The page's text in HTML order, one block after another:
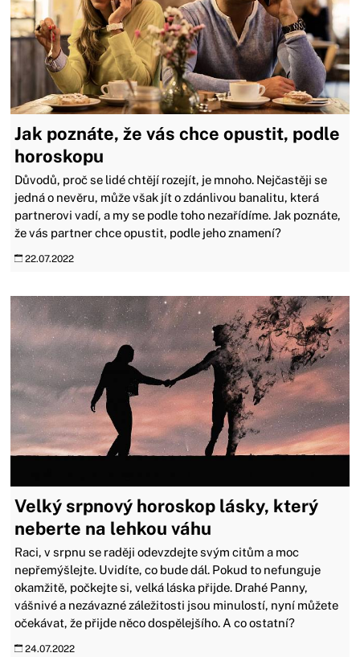
Jak poznáte, že vás chce opustit, podle
horoskopu
Důvodů, proč se lidé chtějí rozejít, je mnoho. Nejčastěji se
jedná o nevěru, může však jít o zdánlivou banalitu, která
partnerovi vadí, a my se podle toho nezařídíme. Jak poznáte,
že vás partner chce opustit, podle jeho znamení?
22.07.2022
Velký srpnový horoskop lásky, který
neberte na lehkou váhu
Raci, v srpnu se raději odevzdejte svým citům a moc
nepřemýšlejte. Uvidíte, co bude dál. Pokud to nefunguje
okamžitě, počkejte si, velká láska přijde. Drahé Panny,
vášnivé a nezávazné záležitosti jsou minulostí, nyní můžete
očekávat, že přijde něco dospělejšího. A co ostatní?
24.07.2022